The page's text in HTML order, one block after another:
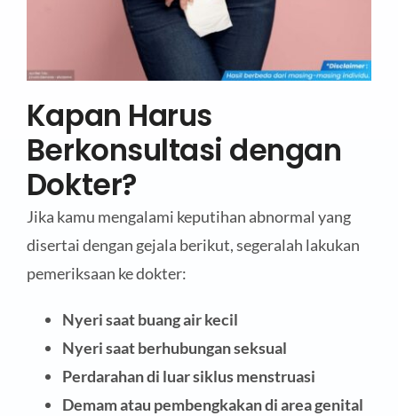
Kapan Harus
Berkonsultasi dengan
Dokter?
Jika kamu mengalami keputihan abnormal yang
disertai dengan gejala berikut, segeralah lakukan
pemeriksaan ke dokter:
Nyeri saat buang air kecil
Nyeri saat berhubungan seksual
Perdarahan di luar siklus menstruasi
Demam atau pembengkakan di area genital